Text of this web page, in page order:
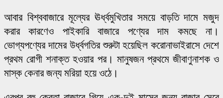
আবার বিশ্ববাজারে মূল্যের ঊর্ধ্বমুখিতার সময়ে বাড়তি দামে মজুদ
করার কারণেও পাইকারি বাজারে পণ্যের দাম কমছে না।
ভোগ্যপণ্যের দামের উর্ধ্বগতির শুরুটা হয়েছিল করোনাভাইরাসে দেশে
প্রথম রোগী শনাক্ত হওয়ার পর। মানুষজন প্রথমে জীবাণুনাশক ও
মাস্ক কেনার জন্য মরিয়া হয়ে ওঠে।